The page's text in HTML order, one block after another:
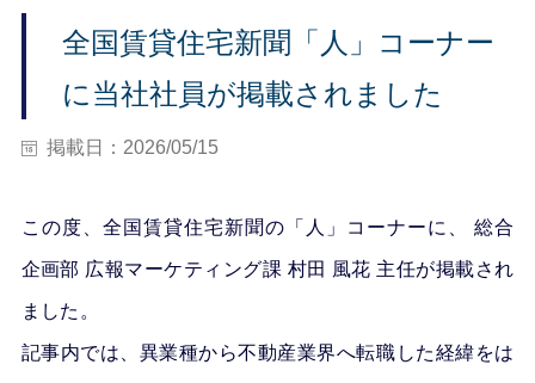
全国賃貸住宅新聞「人」コーナー
に当社社員が掲載されました
掲載日：2026/05/15
この度、全国賃貸住宅新聞の「人」コーナーに、 総合
企画部 広報マーケティング課 村田 風花 主任が掲載され
ました。
記事内では、異業種から不動産業界へ転職した経緯をは